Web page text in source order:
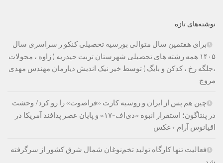
نوشته‌های تازه
برای هفتمین سال متوالی بورسیه تحصیلی کنکو ر سراسری سال
۱۴۰۵ همه رشته های تحصیلی شهرستان تربت حیدریه ( زاوه ، محولات
،جلگه رخ ، کدکن و بایگ ) توسط خیر نیک اندیش دیارمان مهندس مهدی
مروج
چین هم پس از ایران و روسیه کارت «فراصوت» را رو کرد/ وحشت
در پنتاگون؛ استقرار انبوه «دی‌اف‑۱۷» و پایان عصر پدافند آمریکا در
اقیانوس آرام +عکس
فعالیت تنها کارگاه تولید تخم‌نوغان شمال شرق کشور از سرگرفته